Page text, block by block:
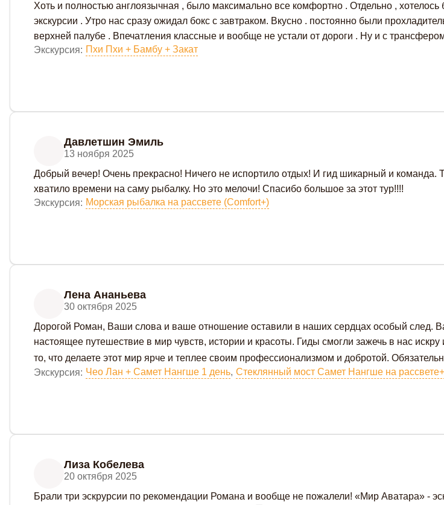
Хоть и полностью англоязычная , было максимально все комфортно . Отдельно ,
экскурсии . Утро нас сразу ожидал бокс с завтраком. Вкусно . постоянно были
верхней палубе . Впечатления классные и вообще не устали от дороги . Ну и с
Экскурсия: Пхи Пхи + Бамбу + Закат
Давлетшин Эмиль
13 ноября 2025
Добрый вечер! Очень прекрасно! Ничего не испортило отдых! И гид шикарный и
хватило времени на саму рыбалку. Но это мелочи! Спасибо большое за этот тур!!!!
Экскурсия: Морская рыбалка на рассвете (Comfort+)
Лена Ананьева
30 октября 2025
Дорогой Роман, Ваши слова и ваше отношение оставили в наших сердцах особый след.
настоящее путешествие в мир чувств, истории и красоты. Гиды смогли зажечь в нас
то, что делаете этот мир ярче и теплее своим профессионализмом и добротой.
Экскурсия: Чео Лан + Самет Нангше 1 день,
Лиза Кобелева
20 октября 2025
Брали три эскрурсии по рекомендации Романа и вообще не пожалели! «Мир Аватара» -